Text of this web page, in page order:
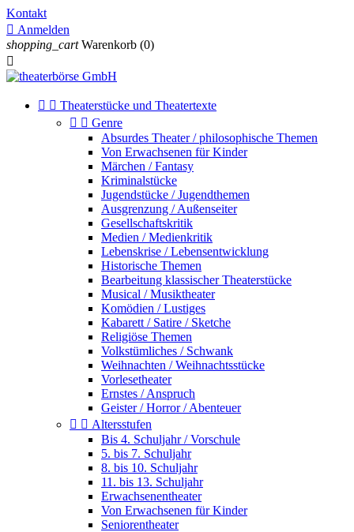
Kontakt
 Anmelden
shopping_cart Warenkorb (0)

  Theaterstücke und Theatertexte
  Genre
Absurdes Theater / philosophische Themen
Von Erwachsenen für Kinder
Märchen / Fantasy
Kriminalstücke
Jugendstücke / Jugendthemen
Ausgrenzung / Außenseiter
Gesellschaftskritik
Medien / Medienkritik
Lebenskrise / Lebensentwicklung
Historische Themen
Bearbeitung klassischer Theaterstücke
Musical / Musiktheater
Komödien / Lustiges
Kabarett / Satire / Sketche
Religiöse Themen
Volkstümliches / Schwank
Weihnachten / Weihnachtsstücke
Vorlesetheater
Ernstes / Anspruch
Geister / Horror / Abenteuer
  Altersstufen
Bis 4. Schuljahr / Vorschule
5. bis 7. Schuljahr
8. bis 10. Schuljahr
11. bis 13. Schuljahr
Erwachsenentheater
Von Erwachsenen für Kinder
Seniorentheater